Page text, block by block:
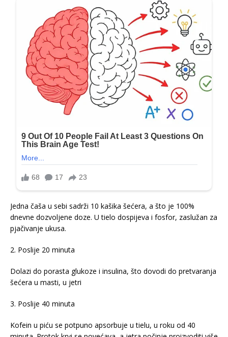
Jedna čaša u sebi sadrži 10 kašika šećera, a što je 100%
dnevne dozvoljene doze. U tielo dospijeva i fosfor, zaslužan za
pjačivanje ukusa.
2. Poslije 20 minuta
Dolazi do porasta glukoze i insulina, što dovodi do pretvaranja
šećera u masti, u jetri
3. Poslije 40 minuta
Kofein u piću se potpuno apsorbuje u tielu, u roku od 40